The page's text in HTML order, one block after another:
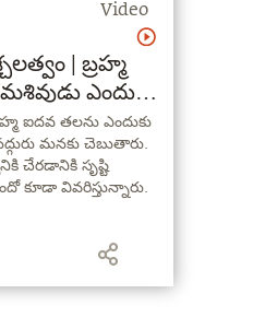
Video
| బ్రహ్మ
ఎందుకు
ఐదవ తలను ఎందుకు
మనకు చెబుతారు.
చేరడానికి సృష్టి
వివరిస్తున్నారు.